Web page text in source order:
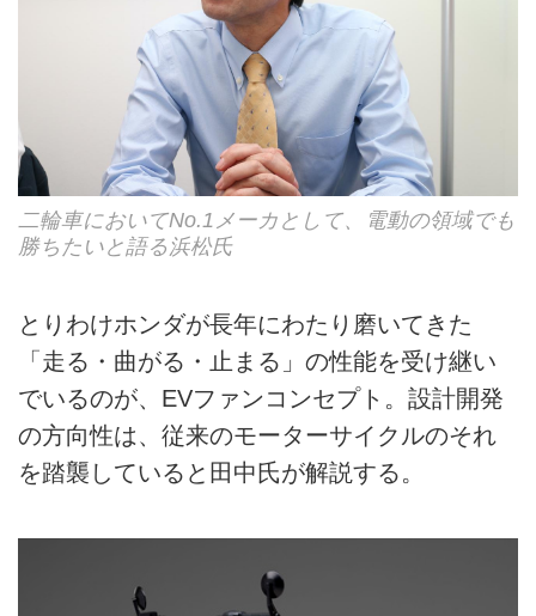
二輪車においてNo.1メーカとして、電動の領域でも
勝ちたいと語る浜松氏
とりわけホンダが長年にわたり磨いてきた
「走る・曲がる・止まる」の性能を受け継い
でいるのが、EVファンコンセプト。設計開発
の方向性は、従来のモーターサイクルのそれ
を踏襲していると田中氏が解説する。